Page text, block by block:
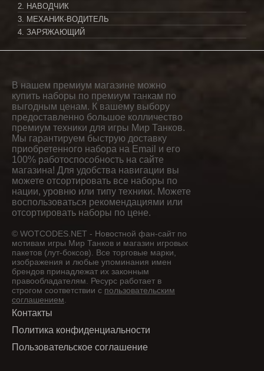
2. НАВОДЧИК
3. МЕХАНИК-ВОДИТЕЛЬ
4. ЗАРЯЖАЮЩИЙ
В нашем премиум магазине можно
купить наборы по премиум танкам по
выгодным ценам. К вашему выбору
предоставленно большое колличество
премиум техники для игры Мир Танков.
Мы гарантируем быструю доставку
приобретенного набора на Email и его
100% работоспособность на сайте
магазина! Для удобства навигации вы
можете отсортировать все наборы по
нации, уровню или типу техники. Можете
воспользоваться рекомендациями или
отсортировать наборы по цене.
© WOTCODES.NET - Новостной фан-сайт по
мотивам игры Мир Танков и магазин игровых
пакетов (лут-боксов). Все торговые марки,
изображения и любые упоминания имен
брендов принадлежат их законным
правообладателям. Ресурс работает в
строгом соответствии с пользовательским
соглашением
Контакты
Политика конфиденциальности
Пользовательское соглашение